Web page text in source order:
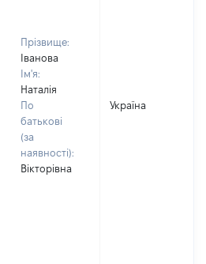
Прізвище:
Іванова
Ім'я:
Наталія
По
батькові
(за
наявності):
Вікторівна
Україна